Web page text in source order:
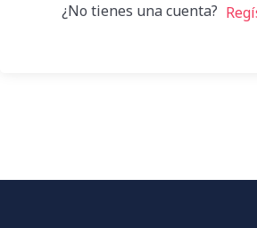
¿No tienes una cuenta?